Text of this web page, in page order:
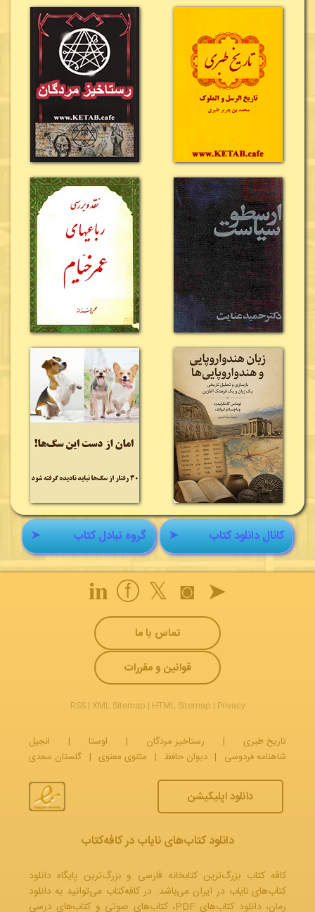
➤ گروه تبادل کتاب ➤ کانال دانلود کتاب
➤
◙
𝕏
ⓕ
𝐢𝐧
تماس با ما
قوانین و مقررات
RSS| XML Sitemap | HTML Sitemap | Privacy
تاریخ طبری | رستاخیز مردگان | اوستا |
انجیل
شاهنامه فردوسی | دیوان حافظ | مثنوی معنوی | گلستان سعدی
دانلود اپلیکیشن
دانلود کتاب‌های نایاب در کافه‌کتاب
کافه کتاب بزرگ‌ترین کتابخانه فارسی و بزرگ‌ترین پایگاه دانلود
کتاب‌های نایاب در ایران می‌باشد. در کافه‌کتاب می‌توانید به دانلود
رمان، دانلود کتاب‌های PDF، کتاب‌های صوتی و کتاب‌های درسی